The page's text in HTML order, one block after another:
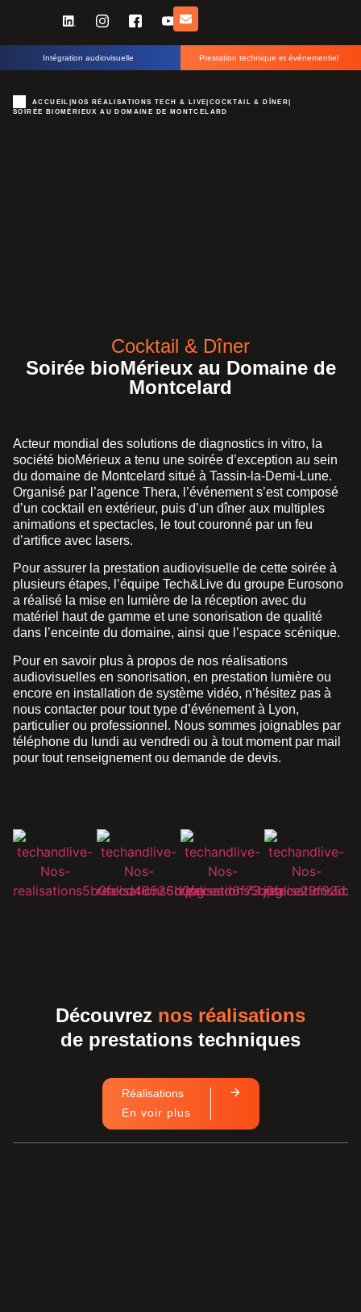
Intégration audiovisuelle Prestation technique et événementiel
ACCUEIL NOS RÉALISATIONS TECH & LIVE COCKTAIL & DÎNER
SOIRÉE BIOMÉRIEUX AU DOMAINE DE MONTCELARD
Cocktail & Dîner
Soirée bioMérieux au Domaine de
Montcelard
Acteur mondial des solutions de diagnostics in vitro, la
société bioMérieux a tenu une soirée d’exception au sein
du domaine de Montcelard situé à Tassin-la-Demi-Lune.
Organisé par l’agence Thera, l’événement s’est composé
d’un cocktail en extérieur, puis d’un dîner aux multiples
animations et spectacles, le tout couronné par un feu
d’artifice avec lasers.
Pour assurer la prestation audiovisuelle de cette soirée à
plusieurs étapes, l’équipe Tech&Live du groupe Eurosono
a réalisé la mise en lumière de la réception avec du
matériel haut de gamme et une sonorisation de qualité
dans l’enceinte du domaine, ainsi que l’espace scénique.
Pour en savoir plus à propos de nos réalisations
audiovisuelles en sonorisation, en prestation lumière ou
encore en installation de système vidéo, n’hésitez pas à
nous contacter pour tout type d’événement à Lyon,
particulier ou professionnel. Nous sommes joignables par
téléphone du lundi au vendredi ou à tout moment par mail
pour tout renseignement ou demande de devis.
Découvrez nos réalisations
de prestations techniques
Réalisations
En voir plus